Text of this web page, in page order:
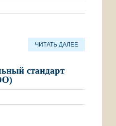
ЧИТАТЬ ДАЛЕЕ
стандарт